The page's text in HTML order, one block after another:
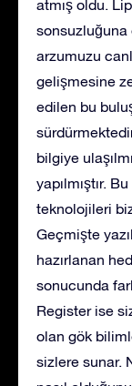
atmış oldu.
sonsuzluğuna
arzumuzu
gelişmesine
edilen bu
bilgiye
yapılmıştır.
teknolojileri
Geçmişte
hazırlanan
sonucunda
Register ise
olan gök
sizlere sunar.